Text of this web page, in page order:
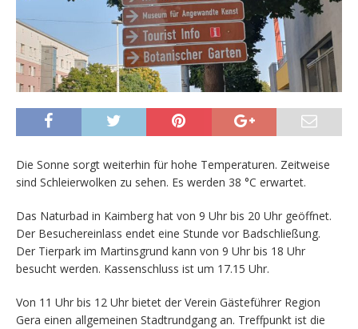
Die Sonne sorgt weiterhin für hohe Temperaturen. Zeitweise
sind Schleierwolken zu sehen. Es werden 38 °C erwartet.
Das Naturbad in Kaimberg hat von 9 Uhr bis 20 Uhr geöffnet.
Der Besuchereinlass endet eine Stunde vor Badschließung.
Der Tierpark im Martinsgrund kann von 9 Uhr bis 18 Uhr
besucht werden. Kassenschluss ist um 17.15 Uhr.
Von 11 Uhr bis 12 Uhr bietet der Verein Gästeführer Region
Gera einen allgemeinen Stadtrundgang an. Treffpunkt ist die